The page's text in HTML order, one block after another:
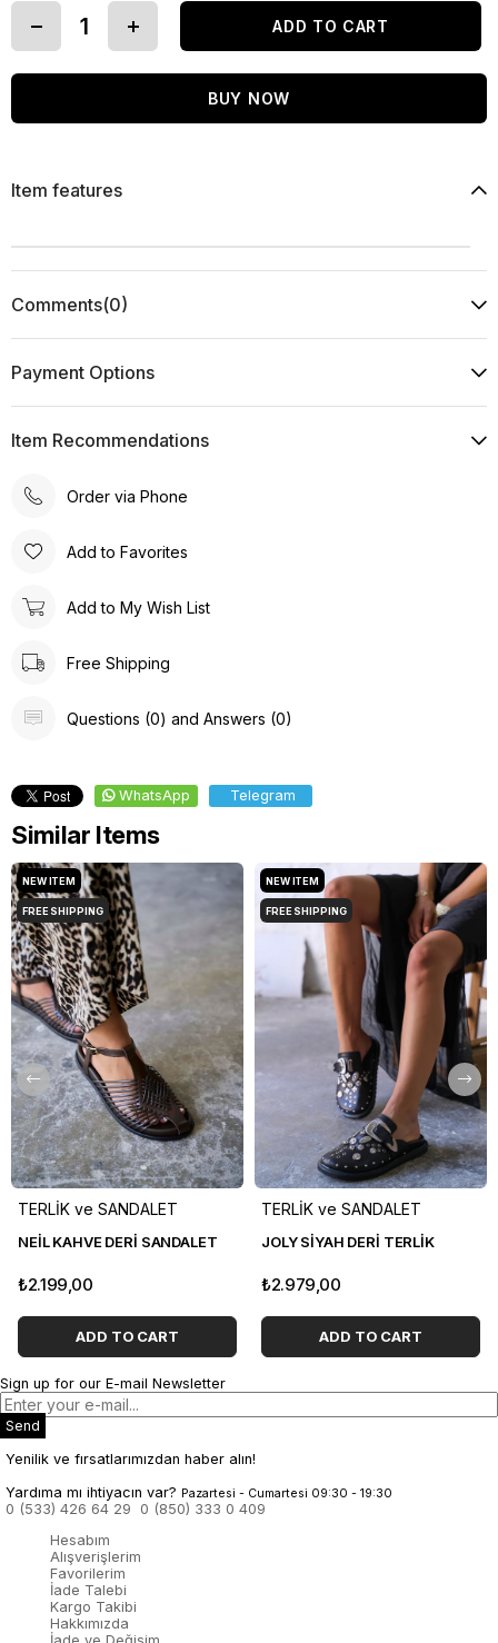
Item features
Comments(0)
Payment Options
Item Recommendations
Order via Phone
Add to Favorites
Add to My Wish List
Free Shipping
Questions (0) and Answers (0)
WhatsApp Telegram
Similar Items
TERLİK ve SANDALET
NEİL KAHVE DERİ SANDALET
₺2.199,00
ADD TO CART
NEW ITEM
FREE SHIPPING
TERLİK ve SANDALET
JOLY SİYAH DERİ TERLİK
₺2.979,00
ADD TO CART
NEW ITEM
FREE SHIPPING
Sign up for our E-mail Newsletter
Send
Yenilik ve fırsatlarımızdan haber alın!
Yardıma mı ihtiyacın var? Pazartesi - Cumartesi 09:30 - 19:30
0 (533) 426 64 29
0 (850) 333 0 409
Hesabım
Alışverişlerim
Favorilerim
İade Talebi
Kargo Takibi
Hakkımızda